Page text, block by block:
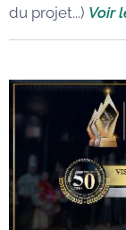
du projet...) Voir